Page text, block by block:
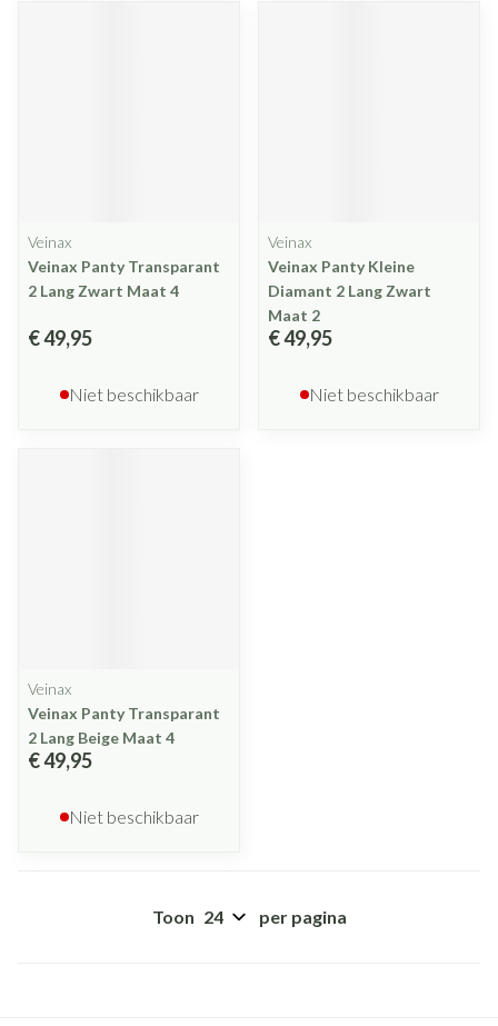
Veinax
Veinax Panty Transparant
2 Lang Zwart Maat 4
€ 49,95
Niet beschikbaar
Veinax
Veinax Panty Kleine
Diamant 2 Lang Zwart
Maat 2
€ 49,95
Niet beschikbaar
Veinax
Veinax Panty Transparant
2 Lang Beige Maat 4
€ 49,95
Niet beschikbaar
Toon per pagina